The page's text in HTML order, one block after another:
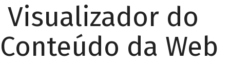
Visualizador do
Conteúdo da Web